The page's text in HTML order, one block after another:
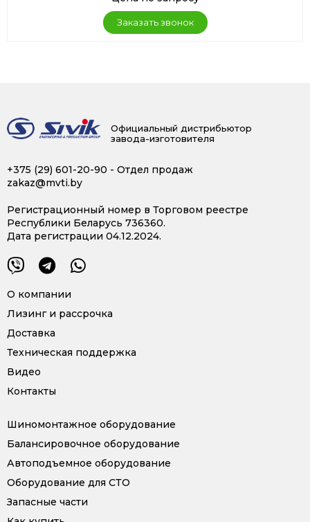
Заказать звонок
Официальный дистрибьютор
завода-изготовителя
+375 (29) 601-20-90 - Отдел продаж
zakaz@mvti.by
Регистрационный номер в Торговом реестре
Республики Беларусь 736360.
Дата регистрации 04.12.2024.
О компании
Лизинг и рассрочка
Доставка
Техническая поддержка
Видео
Контакты
Шиномонтажное оборудование
Балансировочное оборудование
Автоподъемное оборудование
Оборудование для СТО
Запасные части